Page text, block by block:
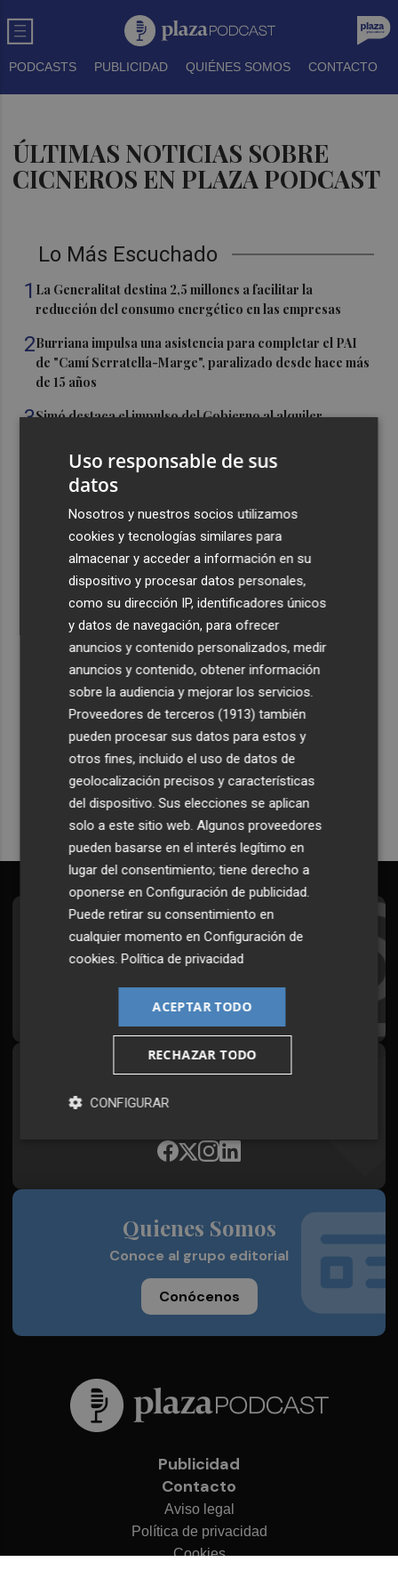
PODCASTS PUBLICIDAD QUIÉNES SOMOS CONTACTO
ÚLTIMAS NOTICIAS SOBRE
CICNEROS EN PLAZA PODCAST
Lo Más Escuchado
1 La Generalitat destina 2,5 millones a facilitar la
reducción del consumo energético en las empresas
2Burriana impulsa una asistencia para completar el PAI
de "Camí Serratella-Marge", paralizado desde hace más
de 15 años
3Simó destaca el impulso del Gobierno al alquiler
euros de Carrasco"
Castelló adjudica a Civicons por 600.500 euros las
obras de reforma de la tenencia de alcaldía sur
Castelló acelera el montaje de la infraestructura en las
playas y el Planetari del eclipse para convertirlo en "un
evento histórico"
Recibe toda la actualidad de
Plaza Podcast en tu correo
Quiero suscribirme
Suscríbete al Boletín
Todos los días a primera hora en tu email
¡Quiero suscribirme!
Síguenos en redes
Plaza Podcast, desde cualquier medio
Quienes Somos
Conoce al grupo editorial
Conócenos
Publicidad
Contacto
Aviso legal
Política de privacidad
Cookies
Uso responsable de sus
datos
Nosotros y nuestros socios utilizamos
cookies y tecnologías similares para
almacenar y acceder a información en su
dispositivo y procesar datos personales,
como su dirección IP, identificadores únicos
y datos de navegación, para ofrecer
anuncios y contenido personalizados, medir
anuncios y contenido, obtener información
sobre la audiencia y mejorar los servicios.
Proveedores de terceros (1913) también
pueden procesar sus datos para estos y
otros fines, incluido el uso de datos de
geolocalización precisos y características
del dispositivo. Sus elecciones se aplican
solo a este sitio web. Algunos proveedores
pueden basarse en el interés legítimo en
lugar del consentimiento; tiene derecho a
oponerse enConfiguración de publicidad
Puede retirar su consentimiento en
cualquier momento enConfiguración de
cookies .Política de privacidad
ACEPTAR TODO
RECHAZAR TODO
CONFIGURAR